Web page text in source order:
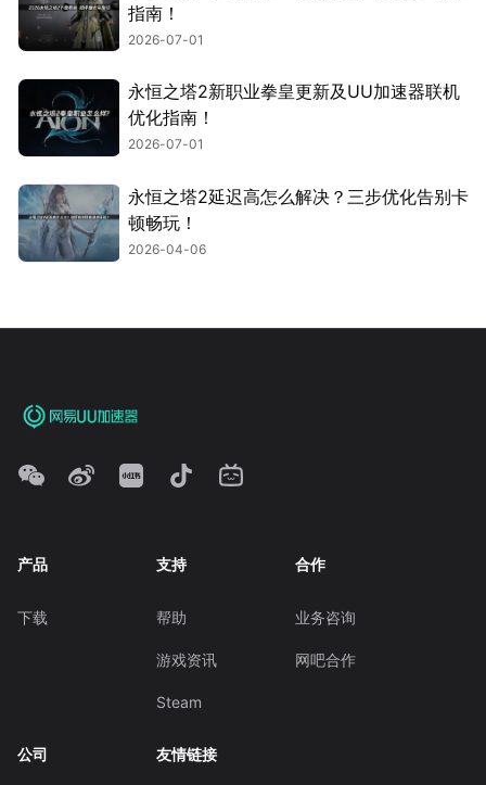
指南！
2026-07-01
永恒之塔2新职业拳皇更新及UU加速器联机
优化指南！
2026-07-01
永恒之塔2延迟高怎么解决？三步优化告别卡
顿畅玩！
2026-04-06
产品
下载
支持
帮助
游戏资讯
Steam
合作
业务咨询
网吧合作
公司 友情链接